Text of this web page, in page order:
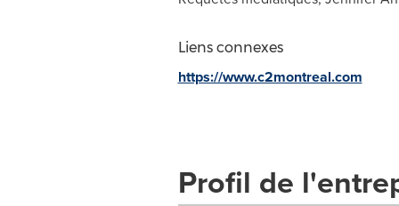
Liens connexes
https://www.c2montreal.com
Profil de